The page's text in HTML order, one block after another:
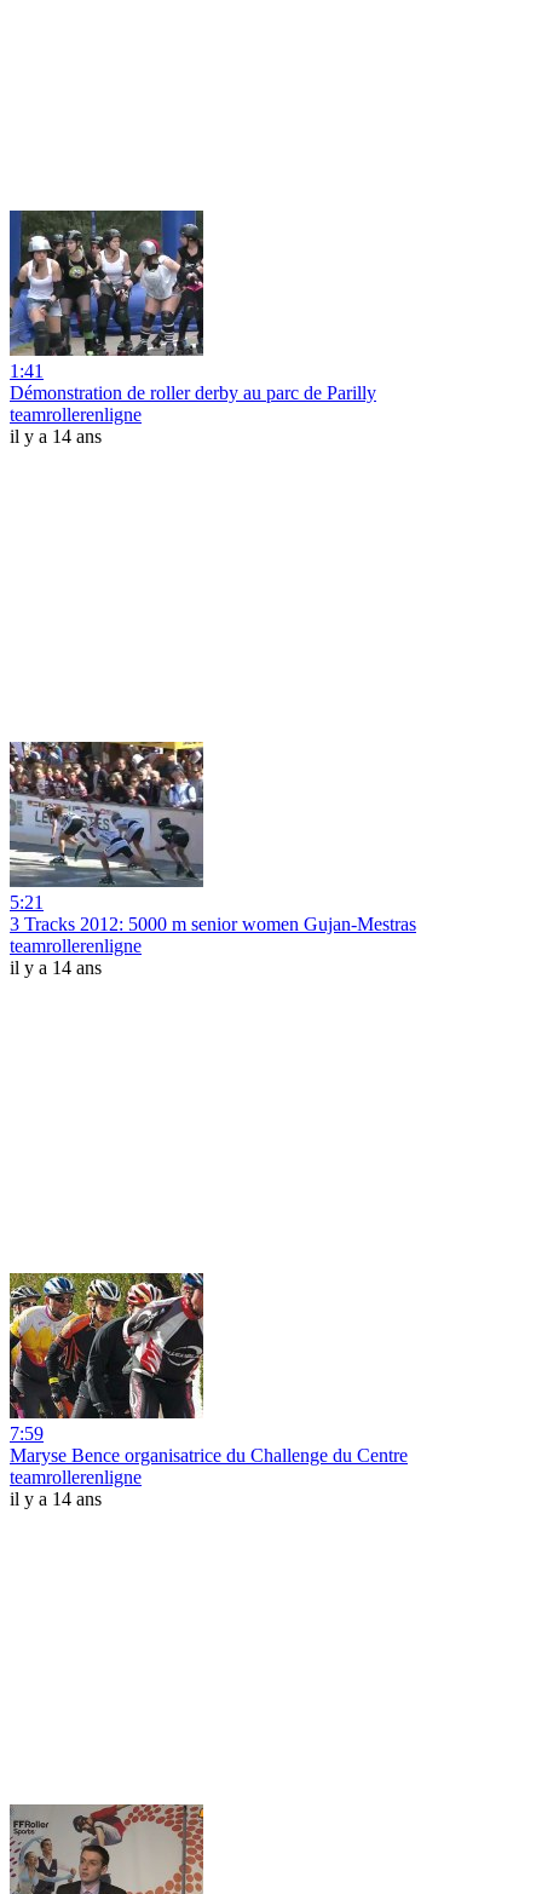
1:41
Démonstration de roller derby au parc de Parilly
teamrollerenligne
il y a 14 ans
5:21
3 Tracks 2012: 5000 m senior women Gujan-Mestras
teamrollerenligne
il y a 14 ans
7:59
Maryse Bence organisatrice du Challenge du Centre
teamrollerenligne
il y a 14 ans